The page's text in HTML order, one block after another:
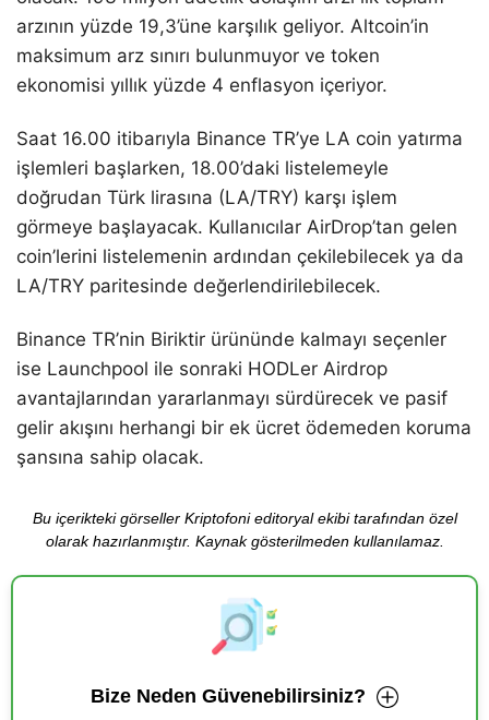
arzının yüzde 19,3’üne karşılık geliyor. Altcoin’in
maksimum arz sınırı bulunmuyor ve token
ekonomisi yıllık yüzde 4 enflasyon içeriyor.
Saat 16.00 itibarıyla Binance TR’ye LA coin yatırma
işlemleri başlarken, 18.00’daki listelemeyle
doğrudan Türk lirasına (LA/TRY) karşı işlem
görmeye başlayacak. Kullanıcılar AirDrop’tan gelen
coin’lerini listelemenin ardından çekilebilecek ya da
LA/TRY paritesinde değerlendirilebilecek.
Binance TR’nin Biriktir ürününde kalmayı seçenler
ise Launchpool ile sonraki HODLer Airdrop
avantajlarından yararlanmayı sürdürecek ve pasif
gelir akışını herhangi bir ek ücret ödemeden koruma
şansına sahip olacak.
Bu içerikteki görseller Kriptofoni editoryal ekibi tarafından özel
olarak hazırlanmıştır. Kaynak gösterilmeden kullanılamaz.
Bize Neden Güvenebilirsiniz?